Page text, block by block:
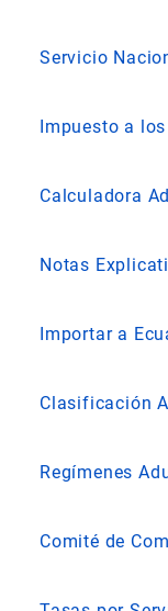
Servicio
Impuesto a
Calculadora
Notas
Importar a
Clasificación
Regímenes
Comité de